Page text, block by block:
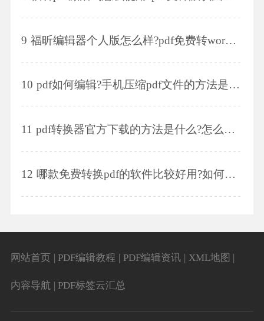
9 福昕编辑器个人版怎么样?pdf免费转word的方法?
10 pdf如何编辑?手机压缩pdf文件的方法是什么?
11 pdf转换器官方下载的方法是什么?怎么移动pdf文件的页面?
12 哪款免费转换pdf的软件比较好用?如何对pdf文件进行拆分?
网站首页 | PDF编辑教程 | PDF编辑资讯 | XML地图 |
内容导航 | PDF标签云汇总